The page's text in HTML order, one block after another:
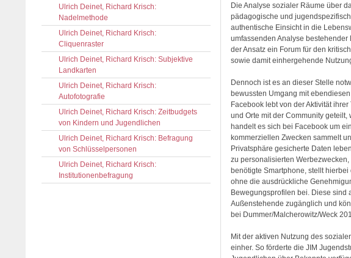
Die Analyse sozialer Räume über
pädagogische und
authentische Einsicht in die
umfassenden Analyse
der Ansatz ein Forum für den
sowie damit einhergehende
Dennoch ist es an dieser Stelle
bewussten Umgang mit
Facebook lebt von der Aktivität
und Orte mit der Community
handelt es sich bei Facebook um
kommerziellen Zwecken sammelt
Privatsphäre gesicherte Daten
zu personalisierten
benötigte Smartphone, stellt
ohne die ausdrückliche
Bewegungsprofilen bei. Diese sind
Außenstehende zugänglich und
bei Dummer/Malcherowitz/Weck
Mit der aktiven Nutzung des
einher. So förderte die JIM
Ulrich Deinet, Richard Krisch:
Nadelmethode
Ulrich Deinet, Richard Krisch:
Cliquenraster
Ulrich Deinet, Richard Krisch: Subjektive
Landkarten
Ulrich Deinet, Richard Krisch:
Autofotografie
Ulrich Deinet, Richard Krisch: Zeitbudgets
von Kindern und Jugendlichen
Ulrich Deinet, Richard Krisch: Befragung
von Schlüsselpersonen
Ulrich Deinet, Richard Krisch:
Institutionenbefragung